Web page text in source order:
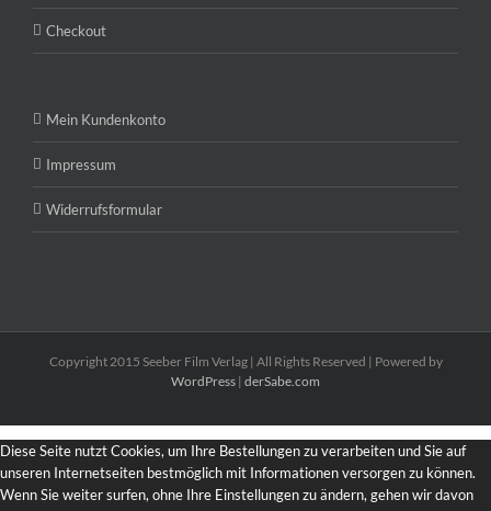
Checkout
Mein Kundenkonto
Impressum
Widerrufsformular
Copyright 2015 Seeber Film Verlag | All Rights Reserved | Powered by
WordPress | derSabe.com
Diese Seite nutzt Cookies, um Ihre Bestellungen zu verarbeiten und Sie auf
unseren Internetseiten bestmöglich mit Informationen versorgen zu können.
Wenn Sie weiter surfen, ohne Ihre Einstellungen zu ändern, gehen wir davon